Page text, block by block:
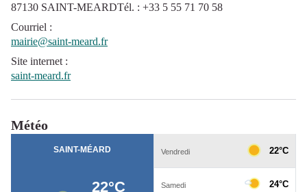
87130 SAINT-MEARDTél. : +33 5 55 71 70 58
Courriel :
mairie@saint-meard.fr
Site internet :
saint-meard.fr
Météo